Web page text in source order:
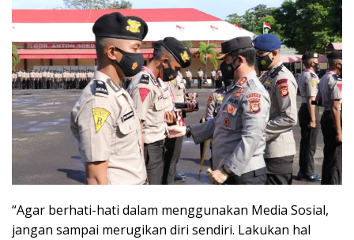
“Agar berhati-hati dalam menggunakan Media Sosial,
jangan sampai merugikan diri sendiri. Lakukan hal